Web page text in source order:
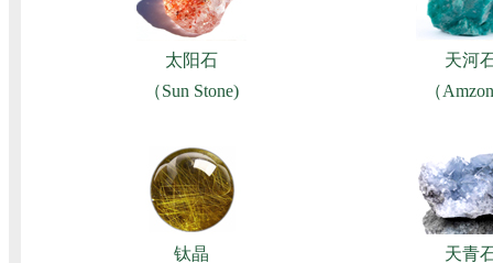
太阳石
（Sun Stone)
天河
（
钛晶 天青